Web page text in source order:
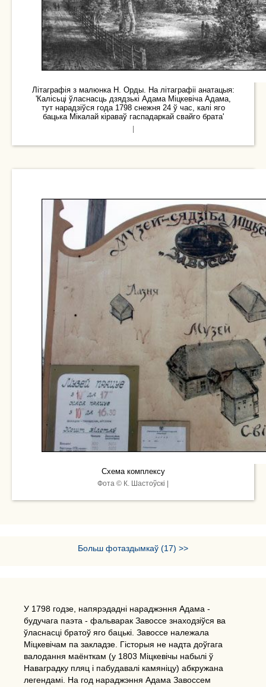
Літаграфія з малюнка Н. Орды. На літаграфіі анатацыя:
'Калісьці ўласнасць дзядзькі Адама Міцкевіча Адама,
тут нарадзіўся года 1798 снежня 24 ў час, калі яго
бацька Мікалай кіраваў гаспадаркай свайго брата'
Схема комплексу
Фота © К. Шастоўскі |
Больш фотаздымкаў (17) >>
У 1798 годзе, напярэдадні нараджэння Адама -
будучага паэта - фальварак Завоссе знаходзіўся ва
ўласнасці братоў яго бацькі. Завоссе належала
Міцкевічам па закладзе. Гісторыя не надта доўгага
валодання маёнткам (у 1803 Міцкевічы набылі ў
Наваградку пляц і пабудавалі камяніцу) абкружана
легендамі. На год нараджэння Адама Завоссем